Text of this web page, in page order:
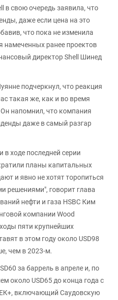
в свою очередь заявила, что
даже если цена на это
что пока не изменила
намеченных ранее проектов
директор Shell Шинед
подчеркнул, что реакция
такая же, как и во время
напомнил, что компания
даже в самый разгар
ходе последней серии
планы капитальных
и явно не хотят торопиться
решениями", говорит глава
нефти и газа HSBC Ким
компании Wood
пяти крупнейших
в этом году около USD98
чем в 2023-м.
за баррель в апреле и, по
около USD65 до конца года с
включающий Саудовскую